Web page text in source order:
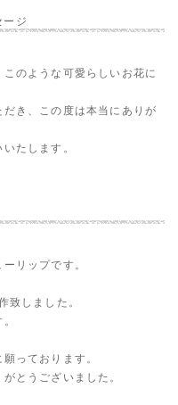
ージ
のような可愛らしいお花に
き、この度は本当にありが
たします。
リップです。
致しました。
っております。
とうございました。